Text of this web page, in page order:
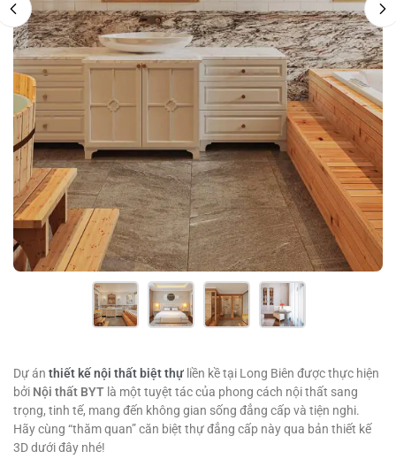
Dự án thiết kế nội thất biệt thự liền kề tại Long Biên được thực hiện
bởi Nội thất BYT là một tuyệt tác của phong cách nội thất sang
trọng, tinh tế, mang đến không gian sống đẳng cấp và tiện nghi.
Hãy cùng “thăm quan” căn biệt thự đẳng cấp này qua bản thiết kế
3D dưới đây nhé!